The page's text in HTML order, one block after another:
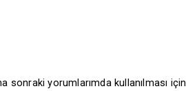
sonraki yorumlarımda kullanılması için